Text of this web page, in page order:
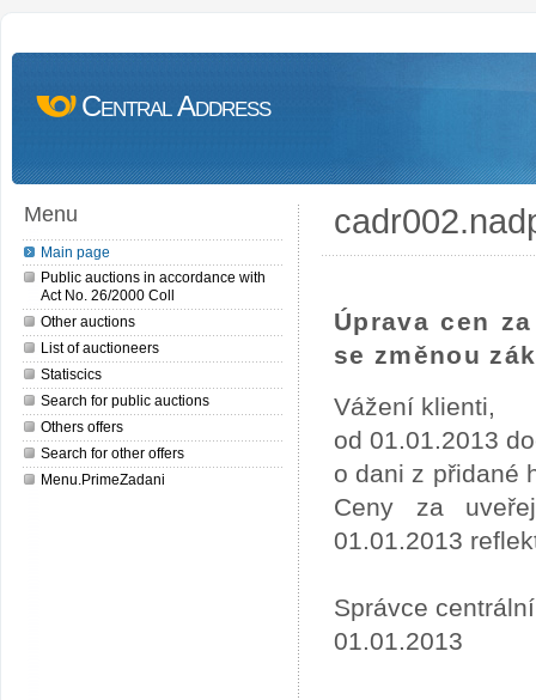
Central Address
Menu
Main page
Public auctions in accordance with
Act No. 26/2000 Coll
Other auctions
List of auctioneers
Statiscics
Search for public auctions
Others offers
Search for other offers
Menu.PrimeZadani
Úprava cen
se změnou
Vážení klienti,
od 01.01.2013
o dani z přidané
Ceny za
01.01.2013
Správce
01.01.2013